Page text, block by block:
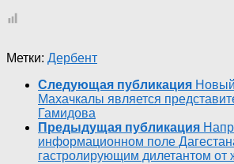
Метки: Дербент
Следующая публикация
Махачкалы является
Гамидова
Предыдущая публикация
информационном поле
гастролирующим дилетантом от